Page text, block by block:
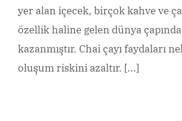
yer alan içecek, birçok kahve ve
özellik haline gelen dünya
kazanmıştır. Chai çayı faydaları
oluşum riskini azaltır. [...]